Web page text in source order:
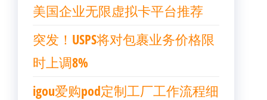
美国企业无限虚拟卡平台推荐
突发！USPS将对包裹业务价格限
时上调8%
igou爱购pod定制工厂工作流程细